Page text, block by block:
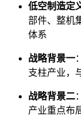
低空制造定
部件、整机
体系
战略背景一
支柱产业，
战略背景二
产业重点布